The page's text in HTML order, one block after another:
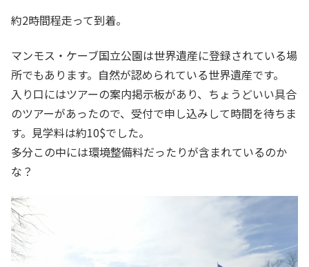
約2時間程走って到着。
マンモス・ケーブ国立公園は世界遺産に登録されている場
所でもあります。自然が認められている世界遺産です。
入り口にはツアーの案内掲示板があり、ちょうどいい具合
のツアーがあったので、受付で申し込みして時間を待ちま
す。見学料は約10$でした。
多分この中には環境整備料だったりが含まれているのか
な？